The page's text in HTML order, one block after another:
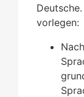
vorlegen: